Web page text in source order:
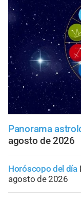
Panorama
agosto de 2026
Horóscopo del día
agosto de 2026